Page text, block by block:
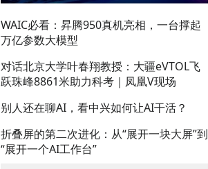
WAIC必看：昇腾950真机亮相，一台撑起
万亿参数大模型
对话北京大学叶春翔教授：大疆eVTOL飞
跃珠峰8861米助力科考｜凤凰V现场
别人还在聊AI，看中兴如何让AI干活？
折叠屏的第二次进化：从“展开一块大屏”到
“展开一个AI工作台”